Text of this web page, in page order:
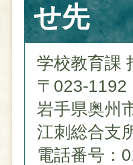
せ先
学校教育課
〒023-1192
岩手県奥州
江刺総合支
電話番号：